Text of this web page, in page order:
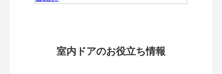
室内ドアのお役立ち情報